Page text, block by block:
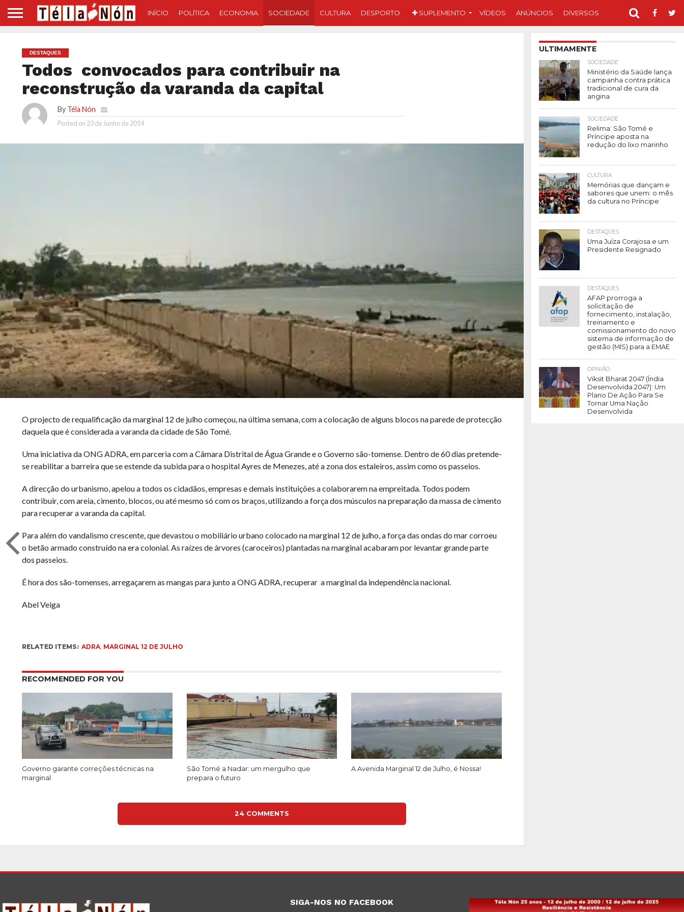
INÍCIO POLÍTICA ECONOMIA SOCIEDADE CULTURA DESPORTO SUPLEMENTO VÍDEOS ANÚNCIOS DIVERSOS
DESTAQUES
Todos convocados para contribuir na
reconstrução da varanda da capital
By Téla Nón
Posted on 23 de Junho de 2014
O projecto de requalificação da marginal 12 de julho começou, na última semana, com a colocação de alguns blocos na parede de protecção
daquela que é considerada a varanda da cidade de São Tomé.
Uma iniciativa da ONG ADRA, em parceria com a Câmara Distrital de Água Grande e o Governo são-tomense. Dentro de 60 dias pretende-
se reabilitar a barreira que se estende da subida para o hospital Ayres de Menezes, até a zona dos estaleiros, assim como os passeios.
A direcção do urbanismo, apelou a todos os cidadãos, empresas e demais instituições a colaborarem na empreitada. Todos podem
contribuir, com areia, cimento, blocos, ou até mesmo só com os braços, utilizando a força dos músculos na preparação da massa de cimento
para recuperar a varanda da capital.
Para além do vandalismo crescente, que devastou o mobiliário urbano colocado na marginal 12 de julho, a força das ondas do mar corroeu
o betão armado construído na era colonial. As raízes de árvores (caroceiros) plantadas na marginal acabaram por levantar grande parte
dos passeios.
É hora dos são-tomenses, arregaçarem as mangas para junto a ONG ADRA, recuperar a marginal da independência nacional.
Abel Veiga
RELATED ITEMS: ADRA, MARGINAL 12 DE JULHO
RECOMMENDED FOR YOU
Governo garante correções técnicas na
marginal
São Tomé a Nadar: um mergulho que
prepara o futuro
A Avenida Marginal 12 de Julho, é Nossa!
24 COMMENTS
ULTIMAMENTE
SOCIEDADE
Ministério da Saúde lança
campanha contra prática
tradicional de cura da
angina
SOCIEDADE
Relima: São Tomé e
Príncipe aposta na
redução do lixo marinho
CULTURA
Memórias que dançam e
sabores que unem: o mês
da cultura no Príncipe
DESTAQUES
Uma Juíza Corajosa e um
Presidente Resignado
DESTAQUES
AFAP prorroga a
solicitação de
fornecimento, instalação,
treinamento e
comissionamento do novo
sistema de informação de
gestão (MIS) para a EMAE
OPINIÃO
Viksit Bharat 2047 (Índia
Desenvolvida 2047): Um
Plano De Ação Para Se
Tornar Uma Nação
Desenvolvida
SIGA-NOS NO FACEBOOK